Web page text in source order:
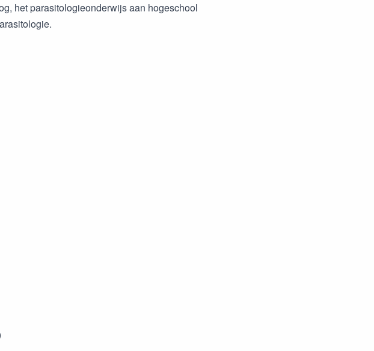
het parasitologieonderwijs aan hogeschool